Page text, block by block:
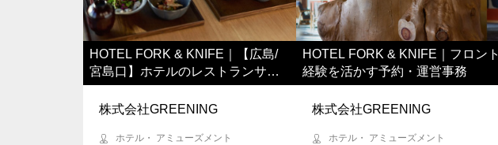
HOTEL FORK & KNIFE｜【広島/
宮島口】ホテルのレストランサー
ビス
株式会社GREENING
ホテル・ アミューズメント
HOTEL FORK & KNIFE｜フロント
経験を活かす予約・運営事務
株式会社GREENING
ホテル・ アミューズメント